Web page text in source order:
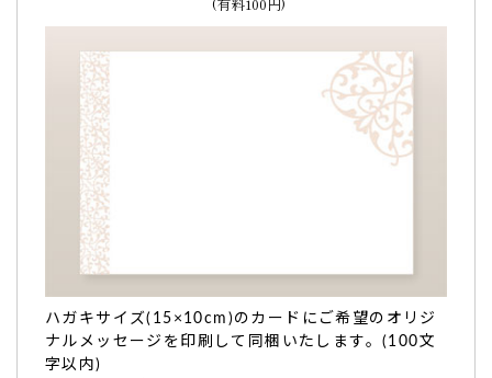
祖父の80歳の誕生日に…すごく喜んでくれて私ま
で嬉しかったです。
祖父の80歳の誕生日
今年から上京し、直接おめでとうを伝えることができなかっ
たのですが、
味もとても美味しかったようで、祖母と分け合って食べたよ
りがとうございます。（ゆきだるま様）
ご購入頂いた商品：傘寿祝いの名入れ・メッセージ入りどら
焼き「もじどら」（5個入り）
ハガキサイズ(15×10cm)のカードにご希望のオリジ
ナルメッセージを印刷して同梱いたします。(100文
字以内)